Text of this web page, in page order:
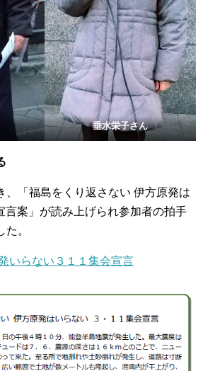
垂水栄子さん
「福島をくり返さない 伊方原発は
言案」が読み上げられ参加者の拍手
。
いらない３１１集会宣言